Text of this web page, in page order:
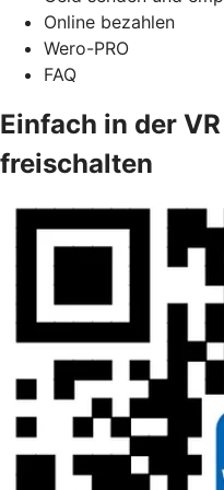
Online bezahlen
Wero-PRO
FAQ
Einfach in der
freischalten